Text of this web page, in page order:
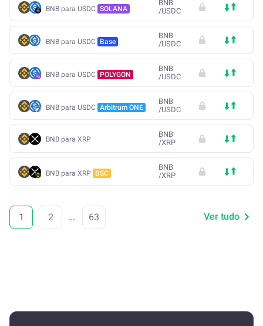
BNB para USDC SOLANA
BNB
/USDC
BNB para USDC Base
BNB
/USDC
BNB para USDC POLYGON
BNB
/USDC
BNB para USDC Arbitrum ONE
BNB
/USDC
BNB para XRP
BNB
/XRP
BNB para XRP BSC
BNB
/XRP
1 2 ... 63 Ver tudo